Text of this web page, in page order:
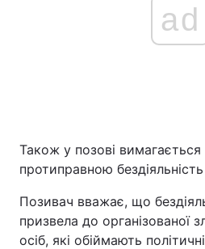
ad
Також у позові вимагається
протиправною
Позивач вважає, що
призвела до організованої
осіб, які обіймають